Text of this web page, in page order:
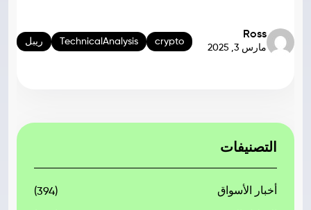
Ross
مارس 3, 2025
crypto
TechnicalAnalysis ريبل
التصنيفات
أخبار الأسواق (394)